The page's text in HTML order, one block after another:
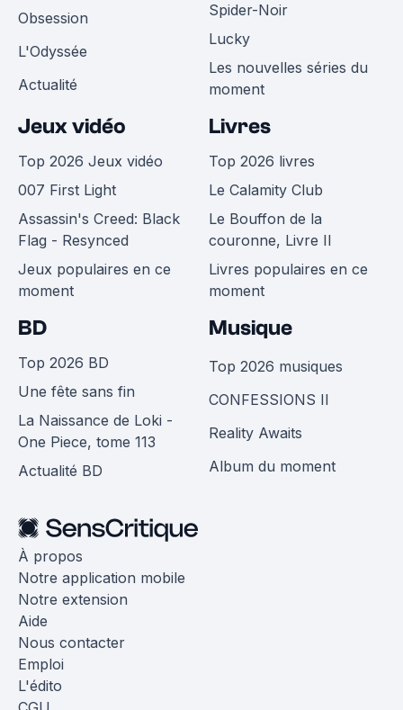
Obsession
L'Odyssée
Actualité
Spider-Noir
Lucky
Les nouvelles séries du
moment
Jeux vidéo
Top 2026 Jeux vidéo
007 First Light
Assassin's Creed: Black
Flag - Resynced
Jeux populaires en ce
moment
Livres
Top 2026 livres
Le Calamity Club
Le Bouffon de la
couronne, Livre II
Livres populaires en ce
moment
BD
Top 2026 BD
Une fête sans fin
La Naissance de Loki -
One Piece, tome 113
Actualité BD
Musique
Top 2026 musiques
CONFESSIONS II
Reality Awaits
Album du moment
À propos
Notre application mobile
Notre extension
Aide
Nous contacter
Emploi
L'édito